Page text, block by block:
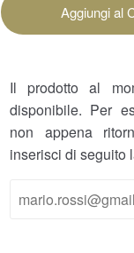
Aggiungi al
Il prodotto al
disponibile. Per
non appena
inserisci di seguito